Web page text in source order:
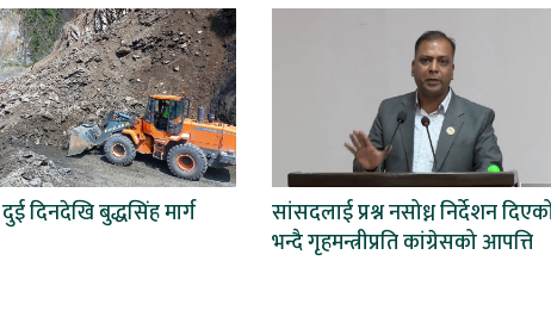
दिनदेखि बुद्धसिंह मार्ग
सांसदलाई प्रश्न नसोध्न निर्देशन
भन्दै गृहमन्त्रीप्रति कांग्रेसको आपत्ति